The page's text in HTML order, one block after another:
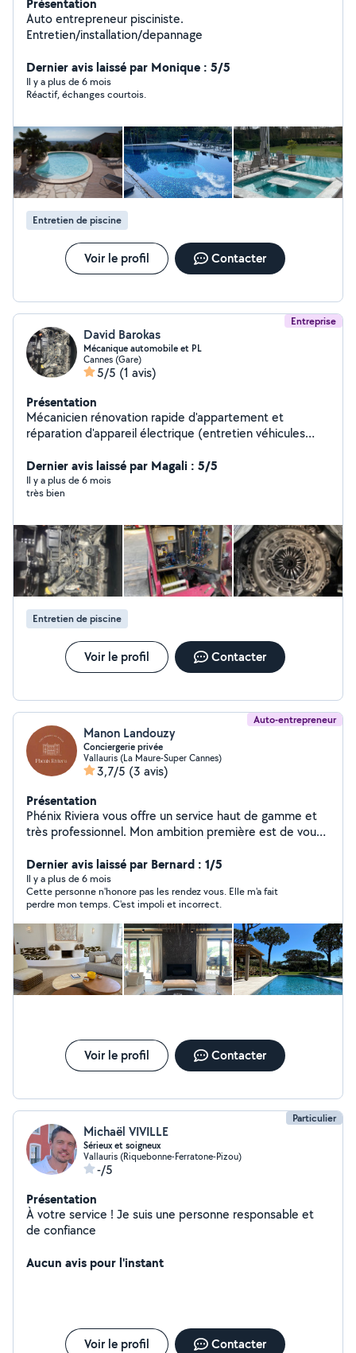
Auto entrepreneur pisciniste.
Entretien/installation/depannage
Dernier avis laissé par Monique : 5/5
Il y a plus de 6 mois
Réactif, échanges courtois.
Entretien de piscine
Voir le profil Contacter
Entreprise
David Barokas
Mécanique automobile et PL
Cannes (Gare)
5/5 (1 avis)
Présentation
Mécanicien rénovation rapide d'appartement et
réparation d'appareil électrique (entretien véhicules
Dernier avis laissé par Magali : 5/5
Il y a plus de 6 mois
très bien
Entretien de piscine
Voir le profil Contacter
Auto-entrepreneur
Manon Landouzy
Conciergerie privée
Vallauris (La Maure-Super Cannes)
3,7/5 (3 avis)
Présentation
Phénix Riviera vous offre un service haut de gamme et
très professionnel. Mon ambition première est de vous
personnel en assurant tous les services de conciergerie
lié à la gestion de votre bien. Nous répondons à toutes
vos demandes, de la plus simple à la plus complexe. -
Prestation de ménage -Intendance de villa - Location
saisonnière - Placement de personnel (gouvernante,
chef privé, butler, coach sportif)
Dernier avis laissé par Bernard : 1/5
Il y a plus de 6 mois
Cette personne n'honore pas les rendez vous. Elle m'a fait
perdre mon temps. C'est impoli et incorrect.
Voir le profil Contacter
Particulier
Michaël VIVILLE
Sérieux et soigneux
Vallauris (Riquebonne-Ferratone-Pizou)
-/5
Présentation
À votre service ! Je suis une personne responsable et
de confiance
Aucun avis pour l'instant
Voir le profil Contacter